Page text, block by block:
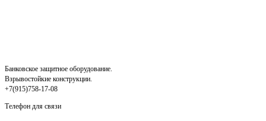
Банковское защитное оборудование.
Взрывостойкие конструкции.
+7(915)758-17-08
Телефон для связи